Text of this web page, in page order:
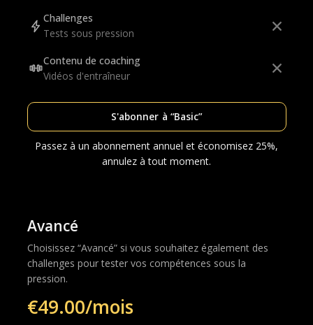
Challenges
Tests sous pression
Contenu de coaching
Vidéos d'entraîneur
S'abonner à “Basic”
Passez à un abonnement annuel et économisez 25%,
annulez à tout moment.
Avancé
Choisissez “Avancé” si vous souhaitez également des
challenges pour tester vos compétences sous la
pression.
€49.00/mois